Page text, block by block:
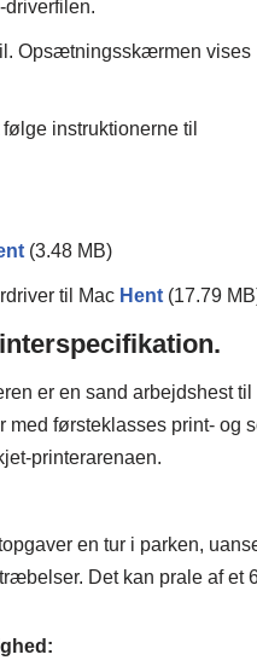
driverfilen.
Opsætningsskærmen vises
instruktionerne til
(3.48 MB)
til Mac Hent (17.79
er en sand arbejdshest
førsteklasses print- og
printerarenaen.
en tur i parken,
Det kan prale af et